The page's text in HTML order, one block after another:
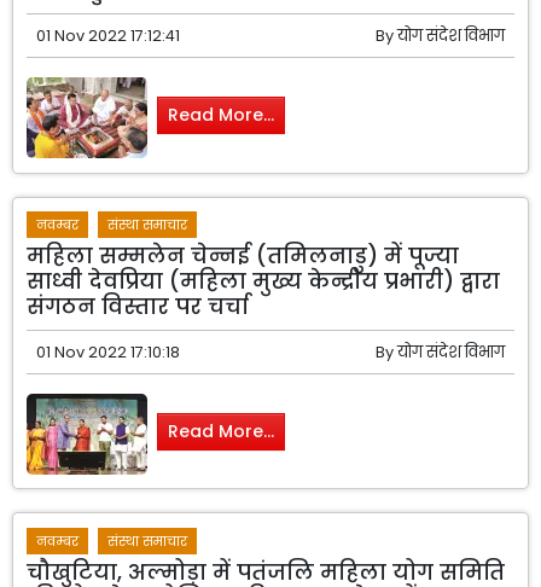
01 Nov 2022 17:12:41 Byयोग संदेश विभाग
Read More...
नवम्बर संस्था समाचार
महिला सम्मलेन चेन्नई (तमिलनाडु) में पूज्या
साध्वी देवप्रिया (महिला मुख्य केन्द्रीय प्रभारी) द्वारा
संगठन विस्तार पर चर्चा
01 Nov 2022 17:10:18 Byयोग संदेश विभाग
Read More...
नवम्बर संस्था समाचार
चौखुटिया, अल्मोड़ा में पतंजलि महिला योग समिति